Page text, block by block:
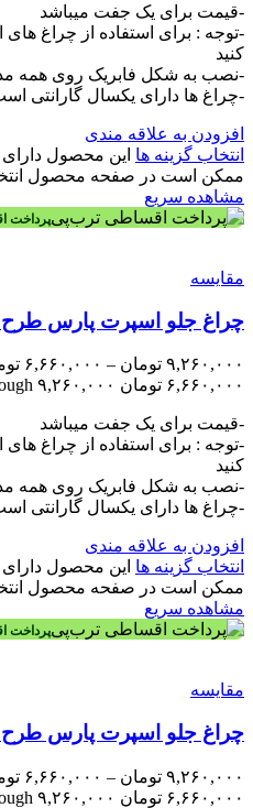
-قیمت برای یک جفت میباشد
-توجه : برای استفاده از چراغ های
کنید
-نصب به شکل فابریک روی همه
-چراغ ها دارای یکسال گارانتی
افزودن به علاقه مندی
انتخاب گزینه ها این محصول دارای
ممکن است در صفحه محصول
مشاهده سریع
پرداخت
مقایسه
چراغ جلو اسپرت پارس طرح YF
۹,۲۶۰,۰۰۰ تومان – ۶,۶۶۰,۰۰۰
۶,۶۶۰,۰۰۰ تومان through ۹,۲۶۰,۰۰۰ تومان
-قیمت برای یک جفت میباشد
-توجه : برای استفاده از چراغ های
کنید
-نصب به شکل فابریک روی همه
-چراغ ها دارای یکسال گارانتی
افزودن به علاقه مندی
انتخاب گزینه ها این محصول دارای
ممکن است در صفحه محصول
مشاهده سریع
پرداخت
مقایسه
چراغ جلو اسپرت پارس طرح
۹,۲۶۰,۰۰۰ تومان – ۶,۶۶۰,۰۰۰
۶,۶۶۰,۰۰۰ تومان through ۹,۲۶۰,۰۰۰ تومان